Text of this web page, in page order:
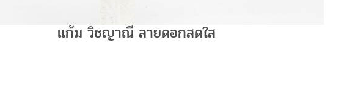
แก้ม วิชญาณี ลายดอกสดใส